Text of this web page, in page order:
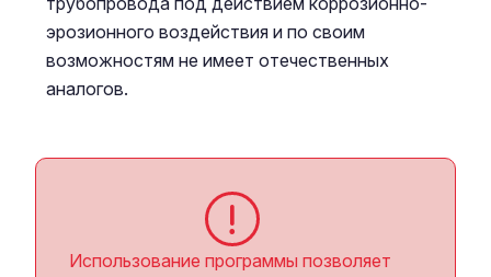
эрозионного воздействия и по своим
возможностям не имеет отечественных
аналогов.
Использование программы позволяет